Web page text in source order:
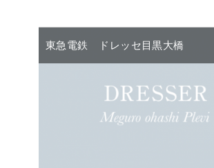
東急電鉄 ドレッセ目黒大橋